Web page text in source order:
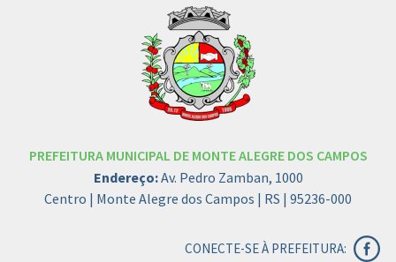
PREFEITURA MUNICIPAL DE MONTE ALEGRE DOS CAMPOS
Endereço:Av. Pedro Zamban, 1000
Centro | Monte Alegre dos Campos | RS | 95236-000
CONECTE-SE À PREFEITURA: